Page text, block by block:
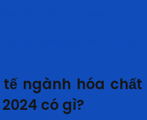
ngành hóa chất
có gì?